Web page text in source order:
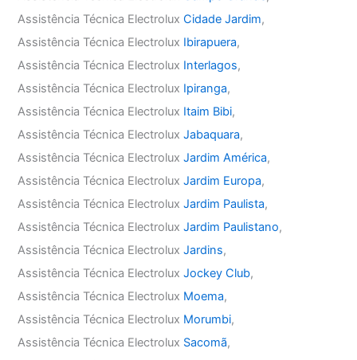
Assistência Técnica ElectroluxCidade Jardim,
Assistência Técnica Electrolux Ibirapuera,
Assistência Técnica Electrolux Interlagos,
Assistência Técnica Electrolux Ipiranga,
Assistência Técnica Electrolux Itaim Bibi,
Assistência Técnica ElectroluxJabaquara,
Assistência Técnica ElectroluxJardim América,
Assistência Técnica ElectroluxJardim Europa,
Assistência Técnica ElectroluxJardim Paulista,
Assistência Técnica ElectroluxJardim Paulistano,
Assistência Técnica ElectroluxJardins,
Assistência Técnica ElectroluxJockey Club,
Assistência Técnica Electrolux Moema,
Assistência Técnica Electrolux Morumbi,
Assistência Técnica Electrolux Sacomã,